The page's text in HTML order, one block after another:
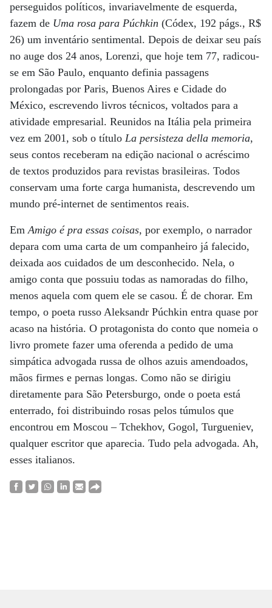
perseguidos políticos, invariavelmente de esquerda,
fazem de Uma rosa para Púchkin (Códex, 192 págs., R$
26) um inventário sentimental. Depois de deixar seu país
no auge dos 24 anos, Lorenzi, que hoje tem 77, radicou-
se em São Paulo, enquanto definia passagens
prolongadas por Paris, Buenos Aires e Cidade do
México, escrevendo livros técnicos, voltados para a
atividade empresarial. Reunidos na Itália pela primeira
vez em 2001, sob o título La persisteza della memoria,
seus contos receberam na edição nacional o acréscimo
de textos produzidos para revistas brasileiras. Todos
conservam uma forte carga humanista, descrevendo um
mundo pré-internet de sentimentos reais.
EmAmigo é pra essas coisas, por exemplo, o narrador
depara com uma carta de um companheiro já falecido,
deixada aos cuidados de um desconhecido. Nela, o
amigo conta que possuiu todas as namoradas do filho,
menos aquela com quem ele se casou. É de chorar. Em
tempo, o poeta russo Aleksandr Púchkin entra quase por
acaso na história. O protagonista do conto que nomeia o
livro promete fazer uma oferenda a pedido de uma
simpática advogada russa de olhos azuis amendoados,
mãos firmes e pernas longas. Como não se dirigiu
diretamente para São Petersburgo, onde o poeta está
enterrado, foi distribuindo rosas pelos túmulos que
encontrou em Moscou – Tchekhov, Gogol, Turgueniev,
qualquer escritor que aparecia. Tudo pela advogada. Ah,
esses italianos.